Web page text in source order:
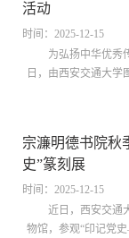
分了“中国的现代化”
化道路并非简单照搬
活动
时间：2025-12-15
为弘扬中华优秀
日，由西安交通大
形式，带领参与者沉
术，以及两座城市在
寻长安...
宗濂明德书院秋
史”篆刻展
时间：2025-12-15
近日，西安交通
物馆，参观“印记党